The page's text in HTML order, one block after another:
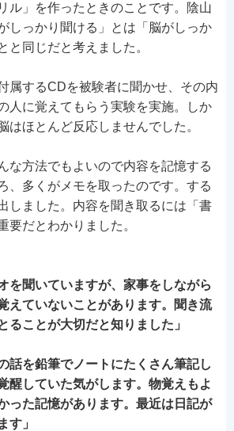
ル」を作ったときのことです。陰山
しっかり聞ける」とは「脳がしっか
と同じだと考えました。
属するCDを被験者に聞かせ、その内
人に覚えてもらう実験を実施。しか
はほとんど反応しませんでした。
な方法でもよいので内容を記憶する
、多くがメモを取ったのです。する
しました。内容を聞き取るには「書
要だとわかりました。
を聞いていますが、家事をしながら
えていないことがあります。聞き流
ることが大切だと知りました」
話を鉛筆でノートにたくさん筆記し
醒していた気がします。物覚えもよ
った記憶があります。最近は日記が
す」